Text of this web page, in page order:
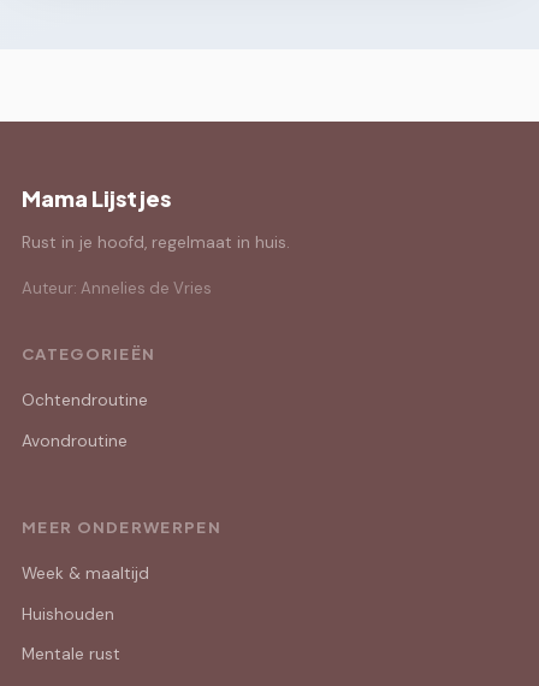
Mama Lijstjes
Rust in je hoofd, regelmaat in huis.
Auteur: Annelies de Vries
CATEGORIEËN
Ochtendroutine
Avondroutine
MEER ONDERWERPEN
Week & maaltijd
Huishouden
Mentale rust